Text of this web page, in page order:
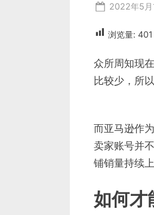
Posted
2022年5月
浏览量: 401
众所周知现
比较少，所
而亚马逊作
卖家账号并
铺销量持续上
如何才